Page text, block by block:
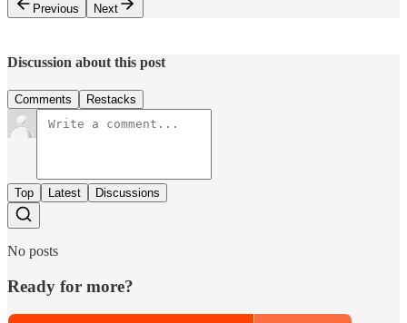
Previous
Next
Discussion about this post
Comments Restacks
Top Latest Discussions
No posts
Ready for more?